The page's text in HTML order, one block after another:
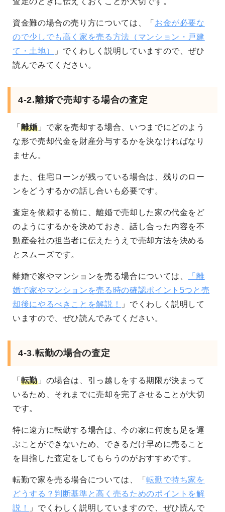
資金難の場合の売り方については、「 お金が必要な
ので少しでも高く家を売る方法（マンション・戸建
て・土地）
」でくわしく説明していますので、ぜひ
読んでみてください。
4-2.離婚で売却する場合の査定
「 離婚」で家を売却する場合、いつまでにどのよう
な形で売却代金を財産分与するかを決なければなり
ません。
また、住宅ローンが残っている場合は、残りのロー
ンをどうするかの話し合いも必要です。
査定を依頼する前に、離婚で売却した家の代金をど
のようにするかを決めておき、話し合った内容を不
動産会社の担当者に伝えたうえで売却方法を決める
とスムーズです。
離婚で家やマンションを売る場合については、
「離
婚で家やマンションを売る時の確認ポイント5つと売
却後にやるべきことを解説！
」でくわしく説明して
いますので、ぜひ読んでみてください。
4-3.転勤の場合の査定
「 転勤」の場合は、引っ越しをする期限が決まって
いるため、それまでに売却を完了させることが大切
です。
特に遠方に転勤する場合は、今の家に何度も足を運
ぶことができないため、できるだけ早めに売ること
を目指した査定をしてもらうのがおすすめです。
転勤で家を売る場合については、「転勤で持ち家を
どうする？判断基準と高く売るためのポイントを解
説！
」でくわしく説明していますので、ぜひ読んで